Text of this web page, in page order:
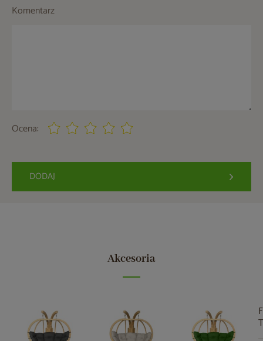
Komentarz
Ocena:
DODAJ
Akcesoria